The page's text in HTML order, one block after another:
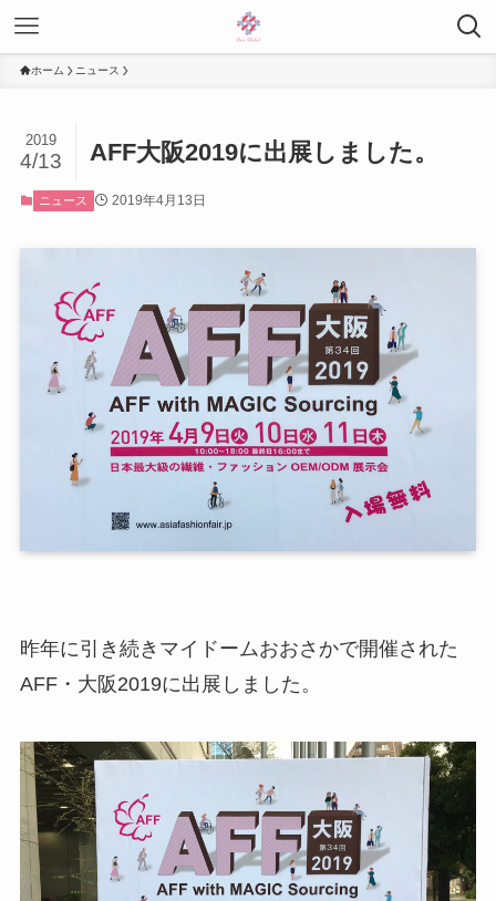
ホーム ニュース
AFF大阪2019に出展しました。
2019
4/13
ニュース 2019年4月13日
昨年に引き続きマイドームおおさかで開催された
AFF・大阪2019に出展しました。